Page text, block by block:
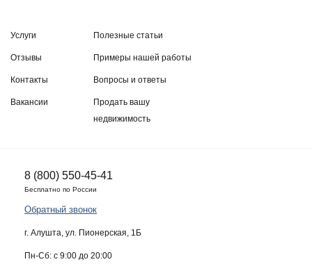
Услуги
Отзывы
Контакты
Вакансии
Полезные статьи
Примеры нашей работы
Вопросы и ответы
Продать вашу
недвижимость
8 (800) 550-45-41
Бесплатно по России
Обратный звонок
г. Алушта, ул. Пионерская, 1Б
Пн-Сб: с 9:00 до 20:00